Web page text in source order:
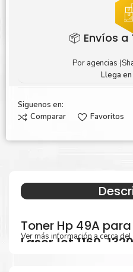
📦 Envíos a
Por agencias
Llega
Siguenos en:
Comparar
Favoritos
Toner Hp 49A
LaserJet 1160,
Ver más información a cerca